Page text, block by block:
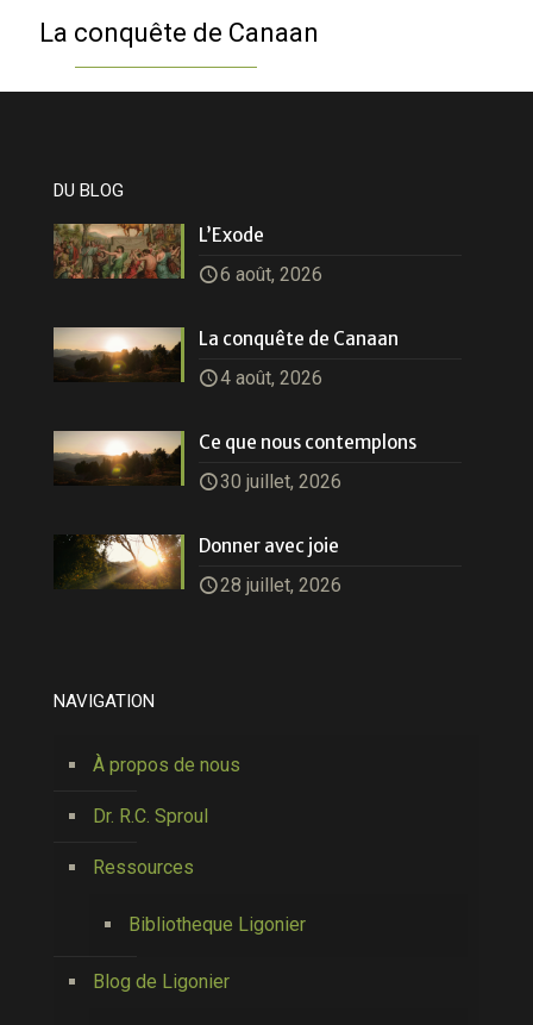
La conquête de Canaan
DU BLOG
L’Exode
6 août, 2026
La conquête de Canaan
4 août, 2026
Ce que nous contemplons
30 juillet, 2026
Donner avec joie
28 juillet, 2026
NAVIGATION
À propos de nous
Dr. R.C. Sproul
Ressources
Bibliotheque Ligonier
Blog de Ligonier